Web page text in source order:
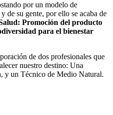
por un modelo de
de su gente, por ello se acaba de
Promoción del producto
para el bienestar
de dos profesionales que
nuestro destino: Una
y un Técnico de Medio Natural.